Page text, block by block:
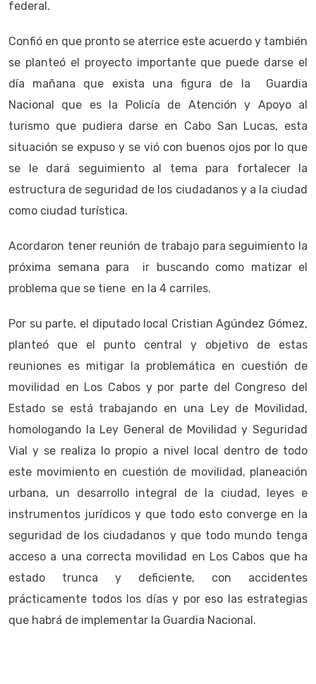
federal.
Confió en que pronto se aterrice este acuerdo y también
se planteó el proyecto importante que puede darse el
día mañana que exista una figura de la Guardia
Nacional que es la Policía de Atención y Apoyo al
turismo que pudiera darse en Cabo San Lucas, esta
situación se expuso y se vió con buenos ojos por lo que
se le dará seguimiento al tema para fortalecer la
estructura de seguridad de los ciudadanos y a la ciudad
como ciudad turística.
Acordaron tener reunión de trabajo para seguimiento la
próxima semana para ir buscando como matizar el
problema que se tiene en la 4 carriles.
Por su parte, el diputado local Cristian Agúndez Gómez,
planteó que el punto central y objetivo de estas
reuniones es mitigar la problemática en cuestión de
movilidad en Los Cabos y por parte del Congreso del
Estado se está trabajando en una Ley de Movilidad,
homologando la Ley General de Movilidad y Seguridad
Vial y se realiza lo propio a nivel local dentro de todo
este movimiento en cuestión de movilidad, planeación
urbana, un desarrollo integral de la ciudad, leyes e
instrumentos jurídicos y que todo esto converge en la
seguridad de los ciudadanos y que todo mundo tenga
acceso a una correcta movilidad en Los Cabos que ha
estado trunca y deficiente, con accidentes
prácticamente todos los días y por eso las estrategias
que habrá de implementar la Guardia Nacional.